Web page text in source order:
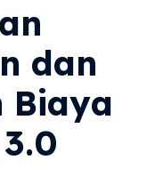
dan
Biaya